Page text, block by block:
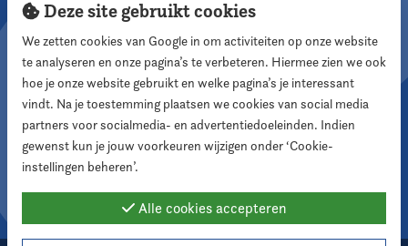
Aanmelden
Volg ons
Deze site gebruikt cookies
We zetten cookies van Google in om activiteiten op onze website
te analyseren en onze pagina’s te verbeteren. Hiermee zien we ook
hoe je onze website gebruikt en welke pagina’s je interessant
vindt. Na je toestemming plaatsen we cookies van social media
partners voor socialmedia- en advertentiedoeleinden. Indien
gewenst kun je jouw voorkeuren wijzigen onder ‘Cookie-
instellingen beheren’.
Alle cookies accepteren